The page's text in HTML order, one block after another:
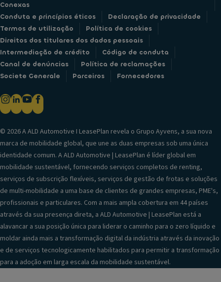
Conexas
Conduta e princípios éticos
Declaração de privacidade
Termos de utilização
Política de cookies
Direitos dos titulares dos dados pessoais
Intermediação de crédito
Código de conduta
Canal de denúncias
Política de reclamações
Societe Generale
Parceiros Fornecedores
© 2026 A ALD Automotive I LeasePlan revela o Grupo Ayvens, a sua nova
marca de mobilidade global, que une as duas empresas sob uma única
identidade comum. A ALD Automotive | LeasePlan é líder global em
mobilidade sustentável, fornecendo serviços completos de renting,
serviços de subscrição flexíveis, serviços de gestão de frotas e soluções
de multi-mobilidade a uma base de clientes de grandes empresas, PME's,
profissionais e particulares. Com a mais ampla cobertura em 44 países
através da sua presença direta, a ALD Automotive | LeasePlan está a
alavancar a sua posição única para liderar o caminho para o zero líquido e
moldar ainda mais a transformação digital da indústria através da inovação
e de serviços tecnologicamente habilitados para permitir a transformação
para a adoção em larga escala da mobilidade sustentável.